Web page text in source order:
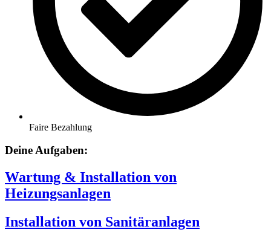
Faire Bezahlung
Deine Aufgaben:
Wartung & Installation von
Heizungsanlagen
Installation von Sanitäranlagen